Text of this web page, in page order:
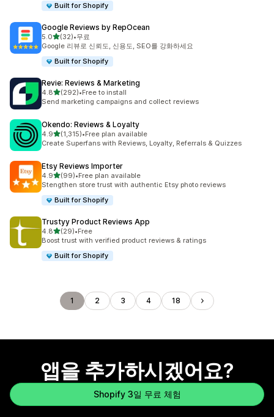
Built for Shopify
Google Reviews by RepOcean
5.0별 5개 중
(32)
총 리뷰 32개
•무료
Google 리뷰로 신뢰도, 신용도, SEO를 강화하세요
Built for Shopify
Revie: Reviews & Marketing
4.8별 5개 중
(292)
총 리뷰 292개
•Free to install
Send marketing campaigns and collect reviews
Okendo: Reviews & Loyalty
4.9별 5개 중
(1,315)
총 리뷰 1315개
•Free plan available
Create Superfans with Reviews, Loyalty, Referrals & Quizzes
Etsy Reviews Importer
4.9별 5개 중
(99)
총 리뷰 99개
•Free plan available
Stengthen store trust with authentic Etsy photo reviews
Built for Shopify
Trustyy Product Reviews App
4.8별 5개 중
(29)
총 리뷰 29개
•Free
Boost trust with verified product reviews & ratings
Built for Shopify
1 2 3 4 18
앱을 추가하시겠어요?
Shopify 3일 무료 체험